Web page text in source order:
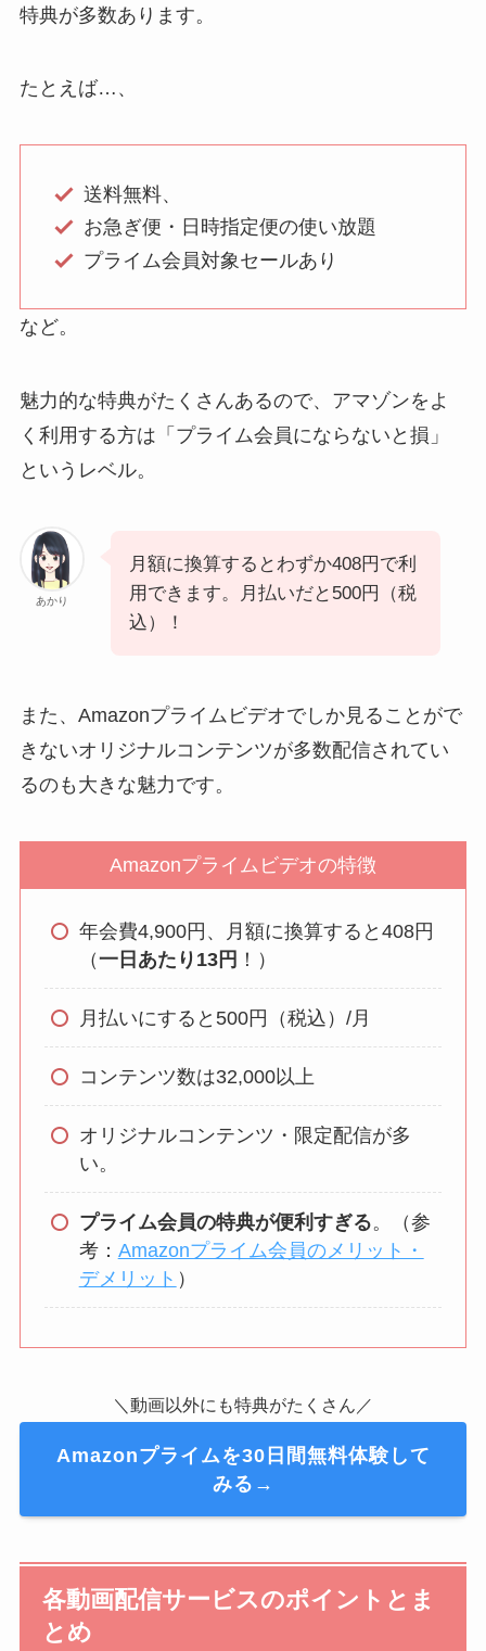
特典が多数あります。
たとえば…、
送料無料、
お急ぎ便・日時指定便の使い放題
プライム会員対象セールあり
など。
魅力的な特典がたくさんあるので、アマゾンをよ
く利用する方は「プライム会員にならないと損」
というレベル。
あかり
月額に換算するとわずか408円で利
用できます。月払いだと500円（税
込）！
また、Amazonプライムビデオでしか見ることがで
きないオリジナルコンテンツが多数配信されてい
るのも大きな魅力です。
Amazonプライムビデオの特徴
年会費4,900円、月額に換算すると408円
（一日あたり13円 ！）
月払いにすると500円（税込）/月
コンテンツ数は32,000以上
オリジナルコンテンツ・限定配信が多
い。
プライム会員の特典が便利すぎる。（参
考： Amazonプライム会員のメリット・
デメリット ）
＼動画以外にも特典がたくさん／
Amazonプライムを30日間無料体験して
みる→
各動画配信サービスのポイントとま
とめ